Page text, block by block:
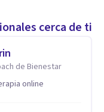
cerca de ti
de Bienestar
online